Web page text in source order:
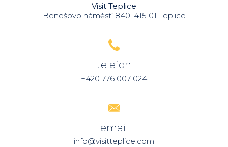
Visit Teplice
Benešovo náměstí 840, 415 01 Teplice
telefon
+420 776 007 024
email
info@visitteplice.com